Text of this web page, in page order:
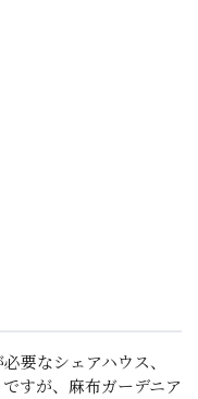
要なシェアハウス、
すが、麻布ガーデニア